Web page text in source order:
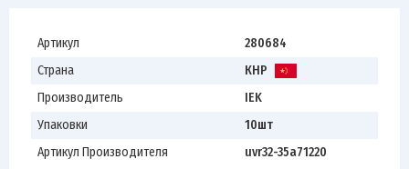
Артикул
280684
Страна
КНР
Производитель
IEK
Упаковки
10шт
Артикул Производителя
uvr32-35a71220